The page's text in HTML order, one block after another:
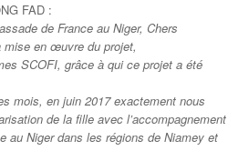
FAD :
de France au Niger, Chers
mise en œuvre du projet,
SCOFI, grâce à qui ce projet a été
mois, en juin 2017 exactement nous
de la fille avec l’accompagnement
au Niger dans les régions de Niamey et